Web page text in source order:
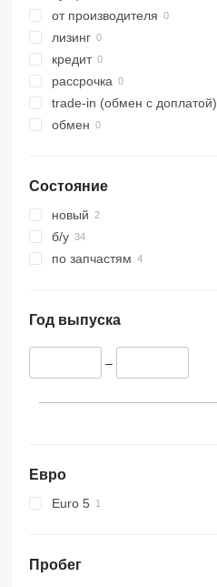
321
322
323
324
325
326
336
340
345
349
374
420
444
8026
8030
8035
CT
JS
JZ
TM
VMT
Vibromax
от производителя
лизинг
кредит
рассрочка
trade-in (обмен с доплатой)
обмен
Состояние
новый
б/у
по запчастям
Год выпуска
–
Евро
Euro 5
Пробег